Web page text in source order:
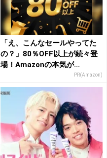
「え、こんなセールやってた
の？」80％OFF以上が続々登
場！Amazonの本気が...
PR(Amazon)